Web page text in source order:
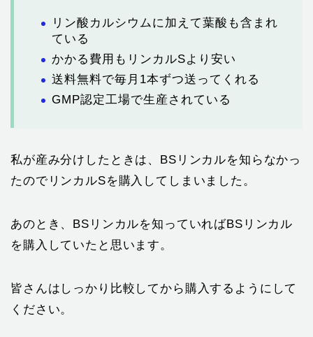
リン酸カルシウムに加えて葉酸も含まれ
ている
かかる費用もリンカルSより安い
送料無料で毎月1本ずつ送ってくれる
GMP認定工場で生産されている
私が産み分けしたときは、BSリンカルを知らなかっ
たのでリンカルSを購入してしまいました。
あのとき、BSリンカルを知っていればBSリンカル
を購入していたと思います。
皆さんはしっかり比較してから購入するようにして
ください。